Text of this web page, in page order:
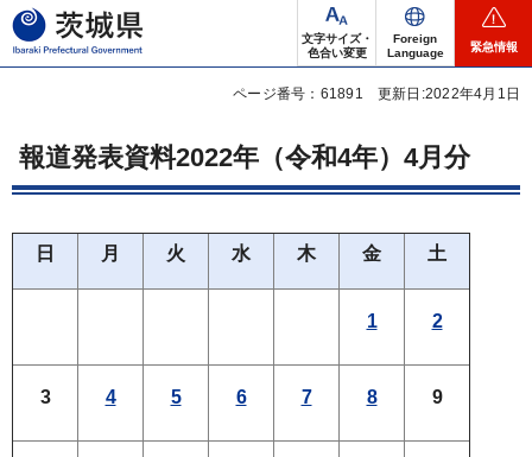
茨城県
文字サイズ・
色合い変更
Foreign
Language
緊急情報
ページ番号：61891 更新日:2022年4月1日
報道発表資料2022年（令和4年）4月分
日 月 火 水 木 金 土
1 2
3 4 5 6 7 8 9